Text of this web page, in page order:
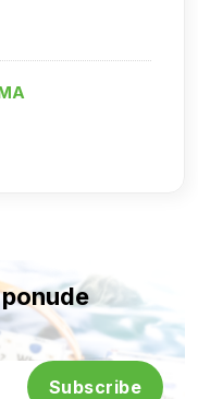
Subscribe